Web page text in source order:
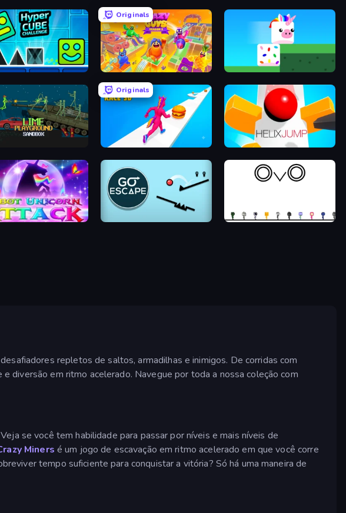
Cube Challenge
Originals
Crazy Guys Stacky Bird
Originals
Twerk Race 3D Helix Jump
Unicorn Attack OvO Game
repletos de saltos, armadilhas e inimigos. De corridas com
diversão em ritmo acelerado. Navegue por toda a nossa coleção com
se você tem habilidade para passar por níveis e mais níveis de
Miners é um jogo de escavação em ritmo acelerado em que você corre
tempo suficiente para conquistar a vitória? Só há uma maneira de